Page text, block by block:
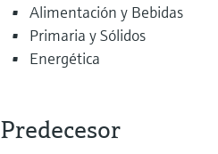
Alimentación y Bebidas
Primaria y Sólidos
Energética
Predecesor